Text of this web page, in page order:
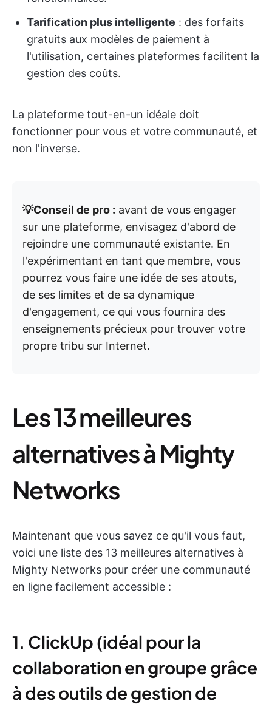
Tarification plus intelligente : des forfaits
gratuits aux modèles de paiement à
l'utilisation, certaines plateformes facilitent la
gestion des coûts.
La plateforme tout-en-un idéale doit
fonctionner pour vous et votre communauté, et
non l'inverse.
💡Conseil de pro : avant de vous engager
sur une plateforme, envisagez d'abord de
rejoindre une communauté existante. En
l'expérimentant en tant que membre, vous
pourrez vous faire une idée de ses atouts,
de ses limites et de sa dynamique
d'engagement, ce qui vous fournira des
enseignements précieux pour trouver votre
propre tribu sur Internet.
Les 13 meilleures
alternatives à Mighty
Networks
Maintenant que vous savez ce qu'il vous faut,
voici une liste des 13 meilleures alternatives à
Mighty Networks pour créer une communauté
en ligne facilement accessible :
1. ClickUp (idéal pour la
collaboration en groupe grâce
à des outils de gestion de